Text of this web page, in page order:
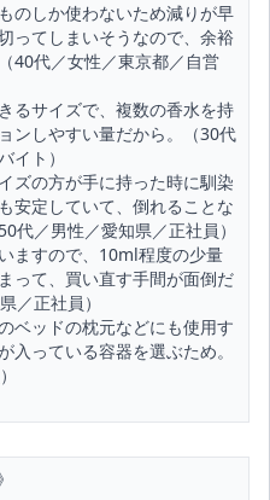
のしか使わないため減りが早
ってしまいそうなので、余裕
40代／女性／東京都／自営
るサイズで、複数の香水を持
ンしやすい量だから。（30代
イト）
ズの方が手に持った時に馴染
安定していて、倒れることな
代／男性／愛知県／正社員）
ますので、10ml程度の少量
って、買い直す手間が面倒だ
／正社員）
ベッドの枕元などにも使用す
入っている容器を選ぶため。